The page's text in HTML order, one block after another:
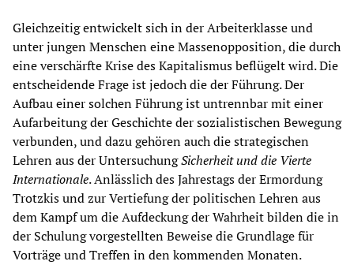
Gleichzeitig entwickelt sich in der Arbeiterklasse und
unter jungen Menschen eine Massenopposition, die durch
eine verschärfte Krise des Kapitalismus beflügelt wird. Die
entscheidende Frage ist jedoch die der Führung. Der
Aufbau einer solchen Führung ist untrennbar mit einer
Aufarbeitung der Geschichte der sozialistischen Bewegung
verbunden, und dazu gehören auch die strategischen
Lehren aus der UntersuchungSicherheit und die Vierte
Internationale. Anlässlich des Jahrestags der Ermordung
Trotzkis und zur Vertiefung der politischen Lehren aus
dem Kampf um die Aufdeckung der Wahrheit bilden die in
der Schulung vorgestellten Beweise die Grundlage für
Vorträge und Treffen in den kommenden Monaten.